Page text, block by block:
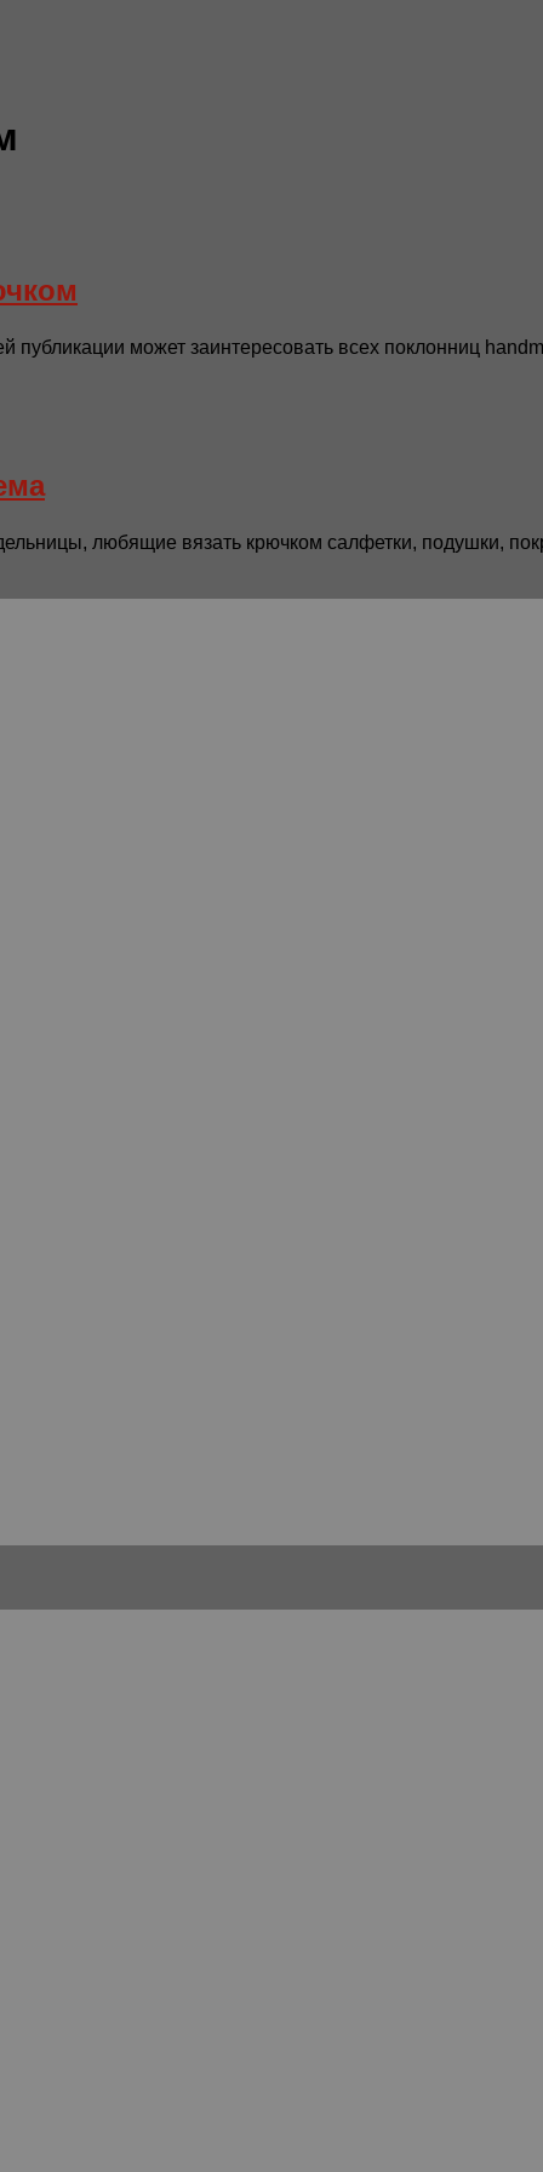
публикации может заинтересовать всех поклонниц
любящие вязать крючком салфетки, подушки,